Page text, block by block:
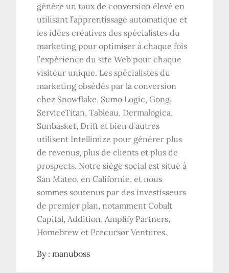
génère un taux de conversion élevé en
utilisant l’apprentissage automatique et
les idées créatives des spécialistes du
marketing pour optimiser à chaque fois
l’expérience du site Web pour chaque
visiteur unique. Les spécialistes du
marketing obsédés par la conversion
chez Snowflake, Sumo Logic, Gong,
ServiceTitan, Tableau, Dermalogica,
Sunbasket, Drift et bien d’autres
utilisent Intellimize pour générer plus
de revenus, plus de clients et plus de
prospects. Notre siège social est situé à
San Mateo, en Californie, et nous
sommes soutenus par des investisseurs
de premier plan, notamment Cobalt
Capital, Addition, Amplify Partners,
Homebrew et Precursor Ventures.
By :manuboss